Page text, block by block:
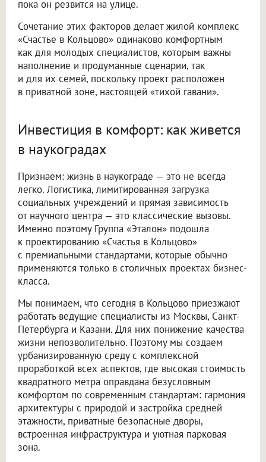
пока он резвится на улице.
Сочетание этих факторов делает жилой комплекс
«Счастье в Кольцово» одинаково комфортным
как для молодых специалистов, которым важны
наполнение и продуманные сценарии, так
и для их семей, поскольку проект расположен
в приватной зоне, настоящей «тихой гавани».
Инвестиция в комфорт: как живется
в наукоградах
Признаем: жизнь в наукограде — это не всегда
легко. Логистика, лимитированная загрузка
социальных учреждений и прямая зависимость
от научного центра — это классические вызовы.
Именно поэтому Группа «Эталон» подошла
к проектированию «Счастья в Кольцово»
с премиальными стандартами, которые обычно
применяются только в столичных проектах бизнес-
класса.
Мы понимаем, что сегодня в Кольцово приезжают
работать ведущие специалисты из Москвы, Санкт-
Петербурга и Казани. Для них понижение качества
жизни непозволительно. Поэтому мы создаем
урбанизированную среду с комплексной
проработкой всех аспектов, где высокая стоимость
квадратного метра оправдана безусловным
комфортом по современным стандартам: гармония
архитектуры с природой и застройка средней
этажности, приватные безопасные дворы,
встроенная инфраструктура и уютная парковая
зона.